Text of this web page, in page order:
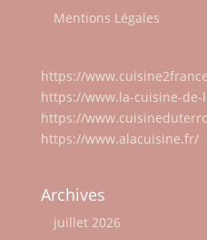
Mentions Légales
https://
https://www.la-cuisine-de-
https://
https://www.alacuisine.fr/
Archives
juillet 2026